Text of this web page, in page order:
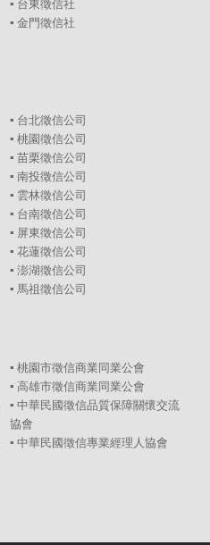
▪ 台東徵信社
▪ 金門徵信社
▪ 台北徵信公司
▪ 桃園徵信公司
▪ 苗栗徵信公司
▪ 南投徵信公司
▪ 雲林徵信公司
▪ 台南徵信公司
▪ 屏東徵信公司
▪ 花蓮徵信公司
▪ 澎湖徵信公司
▪ 馬祖徵信公司
▪ 桃園市徵信商業同業公會
▪ 高雄市徵信商業同業公會
▪ 中華民國徵信品質保障關懷交流
協會
▪ 中華民國徵信專業經理人協會